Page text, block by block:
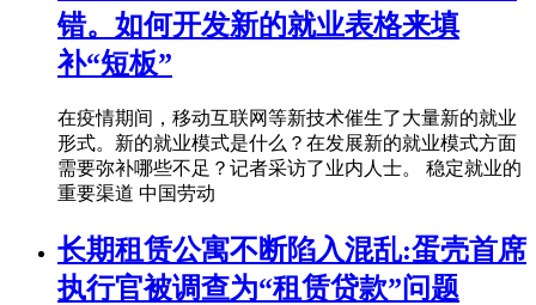
错。如何开发新的就业表格来填
补“短板”
在疫情期间，移动互联网等新技术催生了大量新的就业
形式。新的就业模式是什么？在发展新的就业模式方面
需要弥补哪些不足？记者采访了业内人士。 稳定就业的
重要渠道 中国劳动
长期租赁公寓不断陷入混乱:蛋壳首席
执行官被调查为“租赁贷款”问题